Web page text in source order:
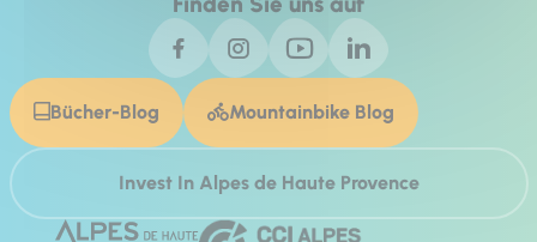
Bücher-Blog Mountainbike Blog
Invest In Alpes de Haute Provence